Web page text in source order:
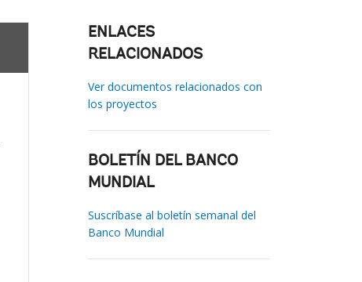
ENLACES
RELACIONADOS
Ver documentos relacionados con
los proyectos
BOLETÍN DEL BANCO
MUNDIAL
Suscríbase al boletín semanal del
Banco Mundial